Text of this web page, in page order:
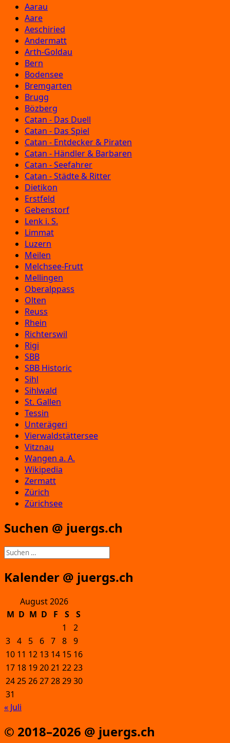
Aarau
Aare
Aeschiried
Andermatt
Arth-Goldau
Bern
Bodensee
Bremgarten
Brugg
Bözberg
Catan - Das Duell
Catan - Das Spiel
Catan - Entdecker & Piraten
Catan - Händler & Barbaren
Catan - Seefahrer
Catan - Städte & Ritter
Dietikon
Erstfeld
Gebenstorf
Lenk i. S.
Limmat
Luzern
Meilen
Melchsee-Frutt
Mellingen
Oberalppass
Olten
Reuss
Rhein
Richterswil
Rigi
SBB
SBB Historic
Sihl
Sihlwald
St. Gallen
Tessin
Unterägeri
Vierwaldstättersee
Vitznau
Wangen a. A.
Wikipedia
Zermatt
Zürich
Zürichsee
Suchen @ juergs.ch
Suchen
nach:
Kalender @ juergs.ch
August 2026
M D M D F S
S
1
2
3 4 5 6 7 8 9
10 11 12 13 14 15 16
17 18 192021 2223
24252627282930
31
« Juli
© 2018–2026 @ juergs.ch